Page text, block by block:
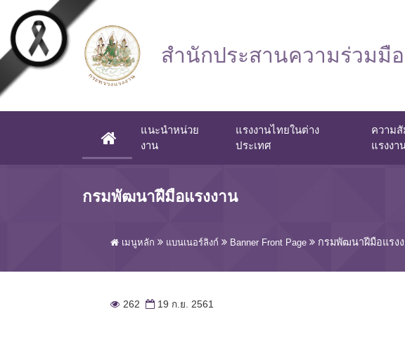
Skip to main content
สำนักประสานความร่วมมือ
(CURRENT)
แนะนำหน่วย
งาน
แรงงานไทยในต่าง
ประเทศ
ความ
แรงงา
กรมพัฒนาฝีมือแรงงาน
เมนูหลัก แบนเนอร์ลิงก์ Banner Front Page กรมพัฒนาฝีมือแรง
262 19 ก.ย. 2561